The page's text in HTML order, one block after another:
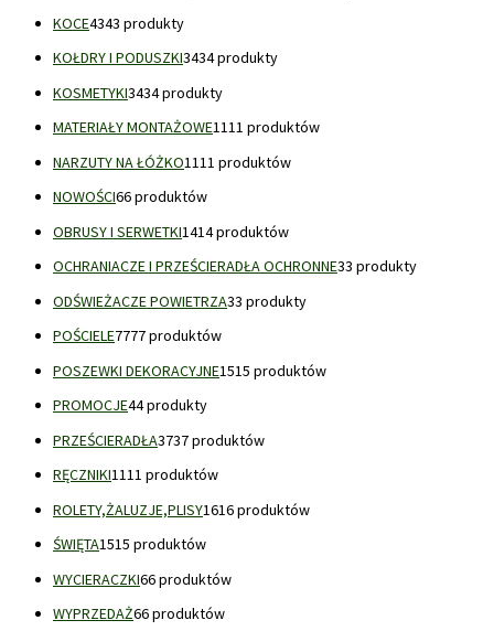
KOCE4343 produkty
KOŁDRY I PODUSZKI3434 produkty
KOSMETYKI3434 produkty
MATERIAŁY MONTAŻOWE1111 produktów
NARZUTY NA ŁÓŻKO1111 produktów
NOWOŚCI66 produktów
OBRUSY I SERWETKI1414 produktów
OCHRANIACZE I PRZEŚCIERADŁA OCHRONNE33 produkty
ODŚWIEŻACZE POWIETRZA33 produkty
POŚCIELE7777 produktów
POSZEWKI DEKORACYJNE1515 produktów
PROMOCJE44 produkty
PRZEŚCIERADŁA3737 produktów
RĘCZNIKI1111 produktów
ROLETY,ŻALUZJE,PLISY1616 produktów
ŚWIĘTA1515 produktów
WYCIERACZKI66 produktów
WYPRZEDAŻ66 produktów